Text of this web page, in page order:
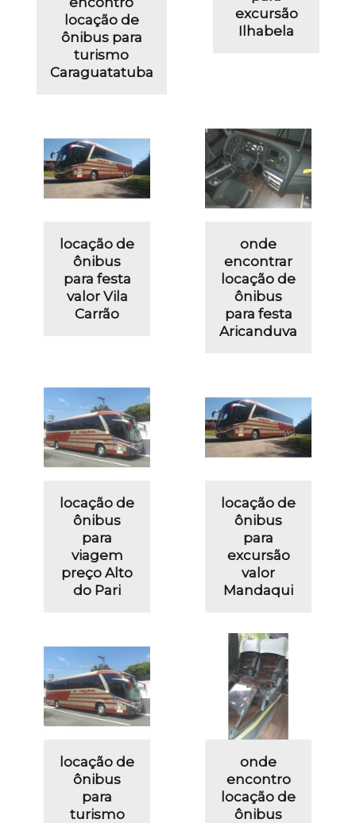
locação de
ônibus para
turismo
Caraguatatuba
excursão
Ilhabela
locação de
ônibus
para festa
valor Vila
Carrão
onde
encontrar
locação de
ônibus
para festa
Aricanduva
locação de
ônibus
para
viagem
preço Alto
do Pari
locação de
ônibus
para
excursão
valor
Mandaqui
locação de
ônibus
para
turismo
onde
encontro
locação de
ônibus